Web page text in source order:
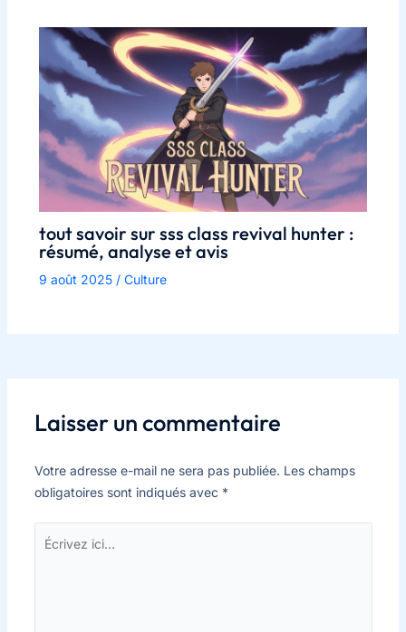
tout savoir sur sss class revival hunter :
résumé, analyse et avis
9 août 2025 / Culture
Laisser un commentaire
Votre adresse e-mail ne sera pas publiée. Les champs
obligatoires sont indiqués avec *
ici…